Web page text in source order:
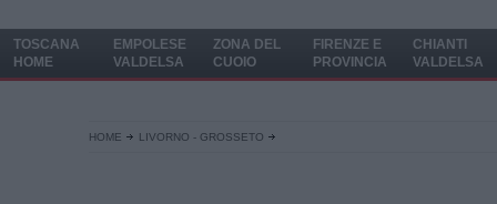
TOSCANA
HOME
EMPOLESE
VALDELSA
ZONA DEL
CUOIO
FIRENZE E
PROVINCIA
CHIANTI
VALDELSA
HOME LIVORNO - GROSSETO